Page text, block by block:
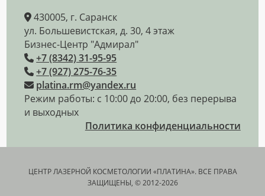
430005, г. Саранск
ул. Большевистская, д. 30, 4 этаж
Бизнес-Центр "Адмирал"
+7 (8342) 31-95-95
+7 (927) 275-76-35
platina.rm@yandex.ru
Режим работы: с 10:00 до 20:00, без перерыва
и выходных
Политика конфиденциальности
ЦЕНТР ЛАЗЕРНОЙ КОСМЕТОЛОГИИ «ПЛАТИНА». ВСЕ ПРАВА
ЗАЩИЩЕНЫ, © 2012-2026